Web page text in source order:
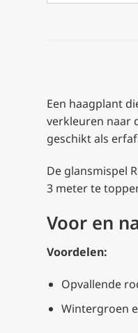
Een haagplant
verkleuren naar
geschikt als
De glansmispel
3 meter te
Voor en
Voordelen:
Opvallende
Wintergroen